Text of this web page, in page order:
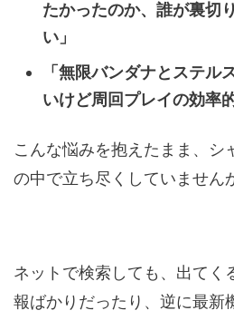
たかったのか、誰が裏切
い」
「無限バンダナとステル
いけど周回プレイの効率
こんな悩みを抱えたまま、シ
の中で立ち尽くしていません
ネットで検索しても、出てく
報ばかりだったり、逆に最新